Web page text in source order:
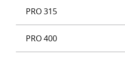
PRO 315
PRO 400